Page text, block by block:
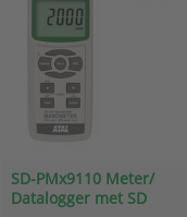
SD-PMx9110 Meter/
Datalogger met SD